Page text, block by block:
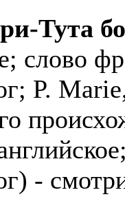
Тута
слово
P.
-